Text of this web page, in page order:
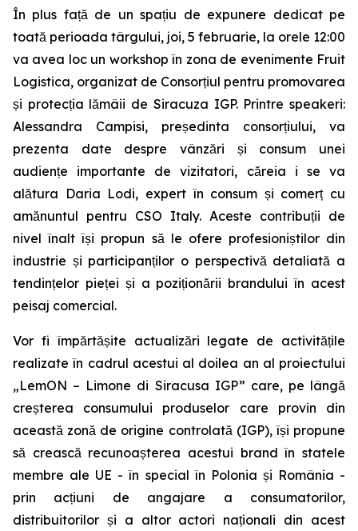
În plus față de un spațiu de expunere dedicat pe
toată perioada târgului, joi, 5 februarie, la orele 12:00
va avea loc un workshop în zona de evenimente Fruit
Logistica, organizat de Consorțiul pentru promovarea
și protecția lămâii de Siracuza IGP. Printre speakeri:
Alessandra Campisi, președinta consorțiului, va
prezenta date despre vânzări și consum unei
audiențe importante de vizitatori, căreia i se va
alătura Daria Lodi, expert în consum și comerț cu
amănuntul pentru CSO Italy. Aceste contribuții de
nivel înalt își propun să le ofere profesioniștilor din
industrie și participanților o perspectivă detaliată a
tendințelor pieței și a poziționării brandului în acest
peisaj comercial.
Vor fi împărtășite actualizări legate de activitățile
realizate în cadrul acestui al doilea an al proiectului
„LemON – Limone di Siracusa IGP” care, pe lângă
creșterea consumului produselor care provin din
această zonă de origine controlată (IGP), își propune
să crească recunoașterea acestui brand în statele
membre ale UE - în special în Polonia și România -
prin acțiuni de angajare a consumatorilor,
distribuitorilor și a altor actori naționali din acest